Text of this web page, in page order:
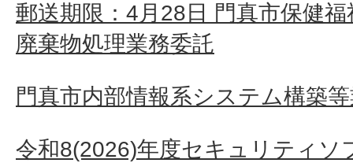
郵送期限：4月28日 門真市保健
廃棄物処理業務委託
門真市内部情報系システム構築
令和8(2026)年度セキュリティソ